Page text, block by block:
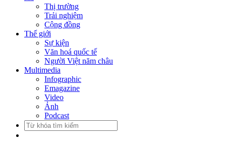
Thị trường
Trải nghiệm
Cộng đồng
Thế giới
Sự kiện
Văn hoá quốc tế
Người Việt năm châu
Multimedia
Infographic
Emagazine
Video
Ảnh
Podcast